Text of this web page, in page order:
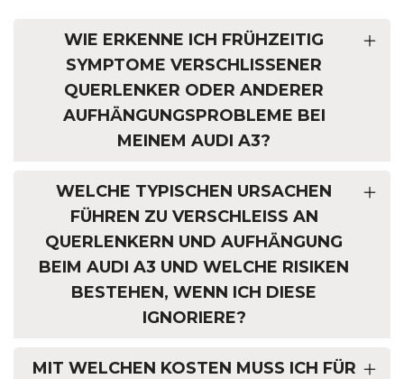
WIE ERKENNE ICH FRÜHZEITIG
SYMPTOME VERSCHLISSENER
QUERLENKER ODER ANDERER
AUFHÄNGUNGSPROBLEME BEI
MEINEM AUDI A3?
WELCHE TYPISCHEN URSACHEN
FÜHREN ZU VERSCHLEISS AN Q
UERLENKERN UND AUFHÄNGUNG B
EIM AUDI A3 UND WELCHE RISIKEN B
ESTEHEN, WENN ICH DIESE I
GNORIERE?
MIT WELCHEN KOSTEN MUSS ICH FÜR